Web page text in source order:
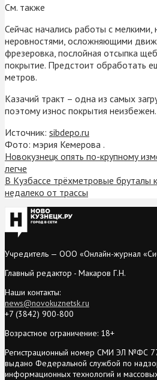
См. также
Сейчас начались работы с мелкими,
неровностями, осложняющими
фрезеровка, послойная отсыпка
покрытие. Предстоит обработать
метров.
Казачий тракт – одна из самых
поэтому износ покрытия неизбежен.
Источник: sibdepo.ru
Фото: мэрия Кемерова .
Новокузнецк опять по-крупному
легче
В Кузбассе трёхметровые бруталы
недалеко от трассы
Учредитель — ООО «Онлайн-журнал
Главный редактор - Макаров Г.Н.
Наши контакты:
news@novokuznetsk.ru
+7 (3842) 900-800
Возрастное ограничение: 18+
Регистрационный номер СМИ ЭЛ №ФС
выдано Федеральной службой по
информационных технологий и